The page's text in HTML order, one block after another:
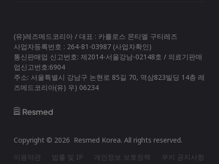
(유)레즈메드코리아 / 대표 : 카를로스 몬티엘 구티레즈
사업자등록번호 : 264-81-03987 (사업자확인)
통신판매업 신고번호: 제2014-서울강남-02148호 / 의료기판매
업신고번호:6904
주소: 서울특별시 강남구 논현로 85길 70, 역삼823빌딩 14층 레
즈메드코리아(유) 우) 06234
Copyright © 2026 Resmed Korea. All rights reserved.
이용약관
법률 및 IP 개인정보 보호정책 쿠키 공지사항